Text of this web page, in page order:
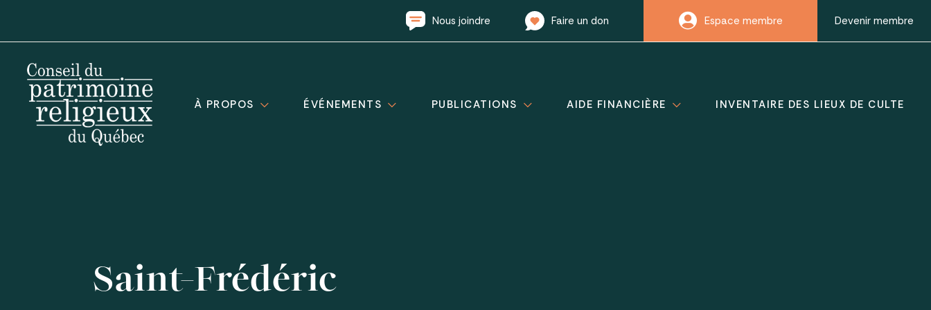
Nous joindre Faire un don Espace membre Devenir membre
À PROPOS ÉVÉNEMENTS PUBLICATIONS AIDE FINANCIÈRE INVENTAIRE DES LIEUX DE CULTE
Saint-Frédéric